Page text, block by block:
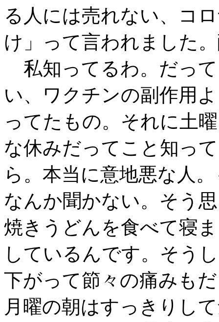
る人には売れない、コ
け」って言われました
私知ってるわ。だっ
い、ワクチンの副作用
ってたもの。それに土
な休みだってこと知っ
ら。本当に意地悪な人
なんか聞かない。そう
焼きうどんを食べて寝
しているんです。そう
下がって節々の痛みも
月曜の朝はすっきりし